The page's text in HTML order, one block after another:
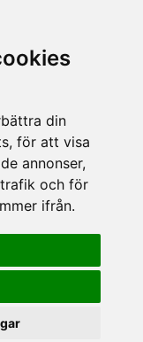
din
för att visa
annonser,
och för
ifrån.